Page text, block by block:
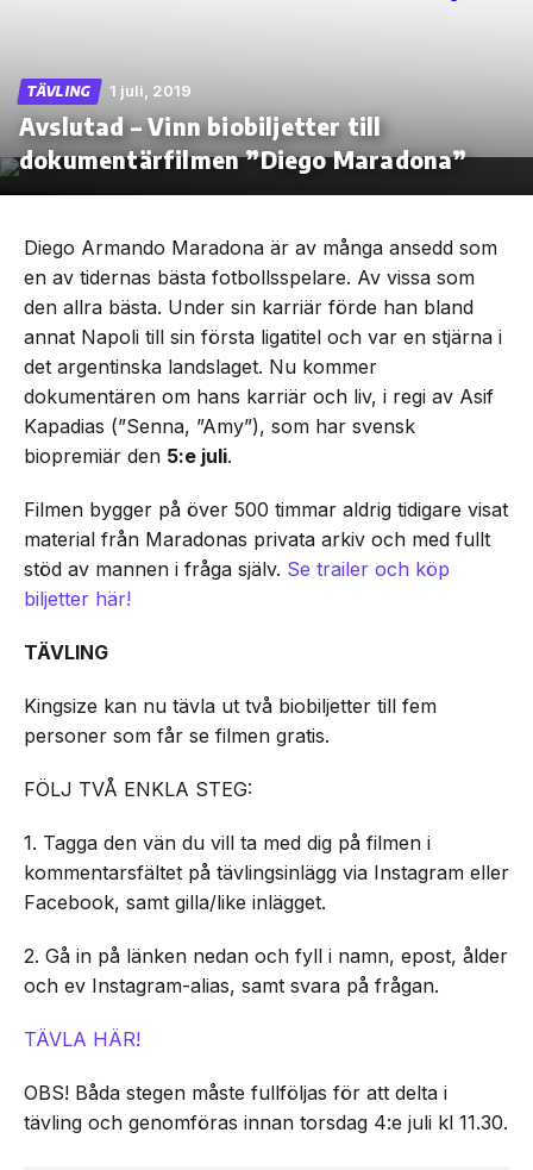
Skip
the
TÄVLING 1 juli, 2019
Avslutad – Vinn biobiljetter till
dokumentärfilmen ”Diego Maradona”
Diego Armando Maradona är av många ansedd som
en av tidernas bästa fotbollsspelare. Av vissa som
den allra bästa. Under sin karriär förde han bland
annat Napoli till sin första ligatitel och var en stjärna i
det argentinska landslaget. Nu kommer
dokumentären om hans karriär och liv, i regi av Asif
Kapadias (”Senna, ”Amy”), som har svensk
biopremiär den 5:e juli.
Filmen bygger på över 500 timmar aldrig tidigare visat
material från Maradonas privata arkiv och med fullt
stöd av mannen i fråga själv. Se trailer och köp
biljetter här!
TÄVLING
Kingsize kan nu tävla ut två biobiljetter till fem
personer som får se filmen gratis.
FÖLJ TVÅ ENKLA STEG:
1. Tagga den vän du vill ta med dig på filmen i
kommentarsfältet på tävlingsinlägg via Instagram eller
Facebook, samt gilla/like inlägget.
2. Gå in på länken nedan och fyll i namn, epost, ålder
och ev Instagram-alias, samt svara på frågan.
TÄVLA HÄR!
OBS! Båda stegen måste fullföljas för att delta i
tävling och genomföras innan torsdag 4:e juli kl 11.30.